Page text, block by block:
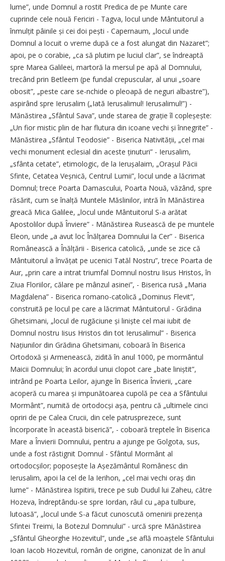
lume”, unde Domnul a rostit Predica de pe Munte care
cuprinde cele nouă Fericiri - Tagva, locul unde Mântuitorul a
înmulțit pâinile și cei doi pești - ­­Capernaum, „locul unde
Domnul a locuit o vreme după ce a fost alungat din Nazaret”;
apoi, pe o corabie, „ca să plutim pe luciul clar”, se îndreaptă
spre Marea Galileei, martoră la mersul pe apă al Domnului,
trecând prin Betleem (pe fundal crepuscular, al unui „soare
obosit”, „peste care se-nchide o pleoapă de neguri albastre”),
aspirând spre Ierusalim („Iată Ierusalimul! Ierusalimul!”) -
Mănăstirea „Sfântul Sava”, unde starea de grație îl copleșește:
„Un fior mistic plin de har flutura din icoane vechi și înnegrite” -
Mănăstirea „Sfântul Teodosie” - Biserica Nativității, „cel mai
vechi monument eclesial din aceste ținuturi” - Ierusalim,
„sfânta cetate”, etimologic, de la Ierușalaim, „Orașul Păcii
Sfinte, Cetatea Veșnică, Centrul Lumii”, locul unde a lăcrimat
Domnul; trece Poarta Damascului, Poarta Nouă, văzând, spre
răsărit, cum se înalță Muntele Măslinilor, intră în Mănăstirea
greacă Mica Galilee, „locul unde Mântuitorul S-a arătat
Apostolilor după Înviere” - Mănăstirea Rusească de pe muntele
Eleon, unde „a avut loc Înălțarea Domnului la Cer” - Biserica
Românească a Înălțării - Biserica catolică, „unde se zice că
Mântuitorul a învățat pe ucenici Tatăl Nostru”, trece Poarta de
Aur, „prin care a intrat triumfal Domnul nostru Iisus Hristos, în
Ziua Floriilor, călare pe mânzul asinei”, - Biserica rusă „Maria
Magdalena” - Biserica romano-catolică „Dominus Flevit”,
construită pe locul pe care a lăcrimat Mântuitorul - Grădina
Ghetsimani, „locul de rugăciune și liniște cel mai iubit de
Domnul nostru Iisus Hristos din tot Ierusalimul” - Biserica
Națiunilor din Grădina Ghetsimani, coboară în Biserica
Ortodoxă și Armenească, zidită în anul 1000, pe mormântul
Maicii Domnului; în acordul unui clopot care „bate liniștit”,
intrând pe Poarta Leilor, ajunge în Biserica Învierii, „care
acoperă cu marea și impunătoarea cupolă pe cea a Sfântului
Mormânt”, numită de orto­docși așa, pentru că „ultimele cinci
opriri de pe Calea Crucii, din cele patrusprezece, sunt
încorporate în această biserică”, - coboară treptele în Biserica
Mare a Învierii Domnului, pentru a ajunge pe Golgota, sus,
unde a fost răstignit Domnul - Sfântul Mormânt al
ortodocșilor; poposește la Așezământul Românesc din
Ierusalim, apoi la cel de la Ierihon, „cel mai vechi oraș din
lume” - Mănăstirea Ispitirii, trece pe sub Dudul lui Zaheu, către
Hozeva, îndreptându-se spre Iordan, râul cu „apa tulbure,
lutoasă”, „locul unde S-a făcut cunoscută omenirii pre­zența
Sfintei Treimi, la Botezul Domnului” - urcă spre Mănăstirea
„Sfântul Gheorghe Hozevitul”, unde „se află moaștele Sfântului
Ioan Iacob Hozevitul, român de origine, canonizat de în anul